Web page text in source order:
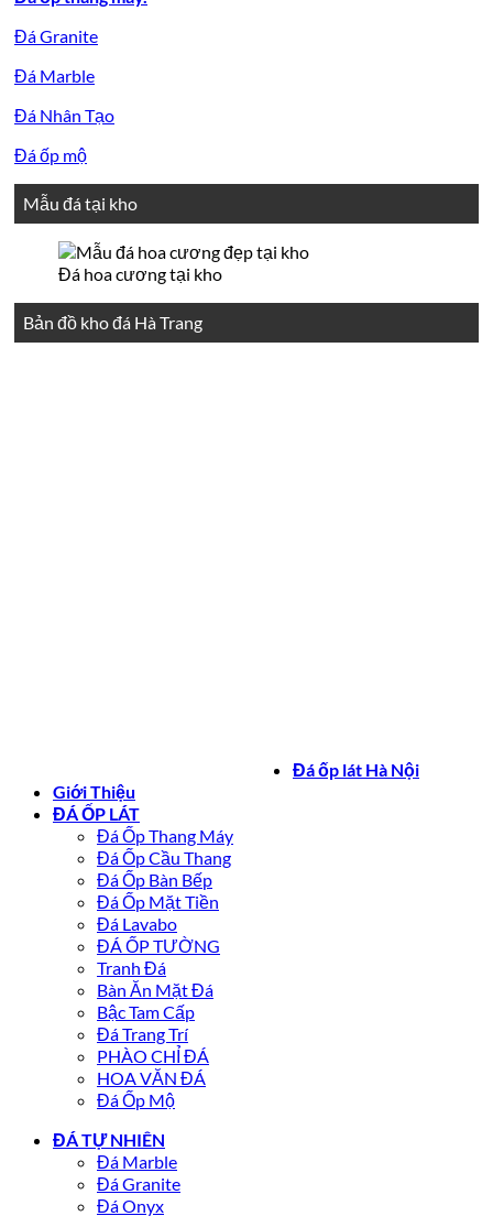
Đá Granite
Đá Marble
Đá Nhân Tạo
Đá ốp mộ
Mẫu đá tại kho
Đá hoa cương tại kho
Bản đồ kho đá Hà Trang
daoplathanoi.net Đá ốp lát Hà Nội
Giới Thiệu
ĐÁ ỐP LÁT
Đá Ốp Thang Máy
Đá Ốp Cầu Thang
Đá Ốp Bàn Bếp
Đá Ốp Mặt Tiền
Đá Lavabo
ĐÁ ỐP TƯỜNG
Tranh Đá
Bàn Ăn Mặt Đá
Bậc Tam Cấp
Đá Trang Trí
PHÀO CHỈ ĐÁ
HOA VĂN ĐÁ
Đá Ốp Mộ
ĐÁ TỰ NHIÊN
Đá Marble
Đá Granite
Đá Onyx